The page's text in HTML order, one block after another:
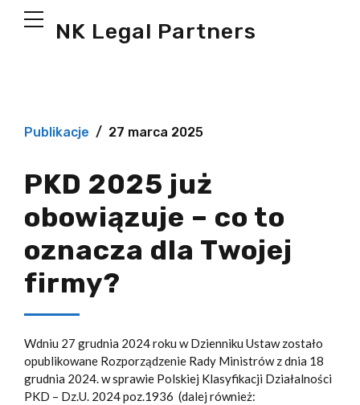
NK Legal Partners
Publikacje 27 marca 2025
PKD 2025 już
obowiązuje – co to
oznacza dla Twojej
firmy?
Wdniu 27 grudnia 2024 roku w Dzienniku Ustaw zostało
opublikowane Rozporządzenie Rady Ministrów z dnia 18
grudnia 2024. w sprawie Polskiej Klasyfikacji Działalności
PKD – Dz.U. 2024 poz.1936 (dalej również: